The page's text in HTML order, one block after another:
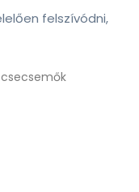
felszívódni,